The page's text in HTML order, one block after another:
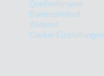
Quellenhinweis
Barrierefreiheit
Widerruf
Cookie-Einstellungen